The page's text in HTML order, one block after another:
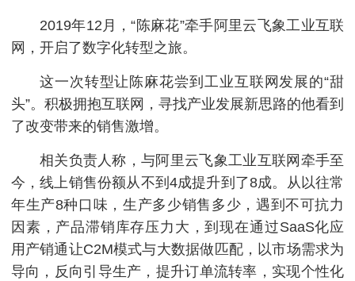
2019年12月，“陈麻花”牵手阿里云飞象工业互联
网，开启了数字化转型之旅。
这一次转型让陈麻花尝到工业互联网发展的“甜
头”。积极拥抱互联网，寻找产业发展新思路的他看到
了改变带来的销售激增。
相关负责人称，与阿里云飞象工业互联网牵手至
今，线上销售份额从不到4成提升到了8成。从以往常
年生产8种口味，生产多少销售多少，遇到不可抗力
因素，产品滞销库存压力大，到现在通过SaaS化应
用产销通让C2M模式与大数据做匹配，以市场需求为
导向，反向引导生产，提升订单流转率，实现个性化